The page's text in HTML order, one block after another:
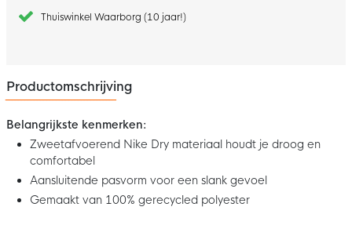
Thuiswinkel Waarborg (10 jaar!)
Productomschrijving
Belangrijkste kenmerken:
Zweetafvoerend Nike Dry materiaal houdt je droog en
comfortabel
Aansluitende pasvorm voor een slank gevoel
Gemaakt van 100% gerecycled polyester